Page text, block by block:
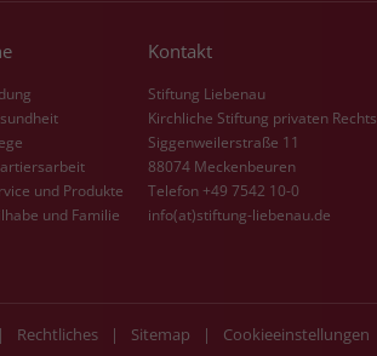
und Produkte
und Familie
Kontakt
Stiftung Liebenau
Kirchliche Stiftung privaten Rechts
Siggenweilerstraße 11
88074 Meckenbeuren
Telefon +49 7542 10-0
info(at)stiftung-liebenau.de
| Rechtliches | Sitemap | Cookieeinstellungen